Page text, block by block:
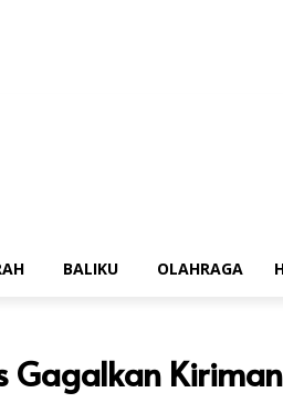
BALIKU OLAHRAGA
Gagalkan